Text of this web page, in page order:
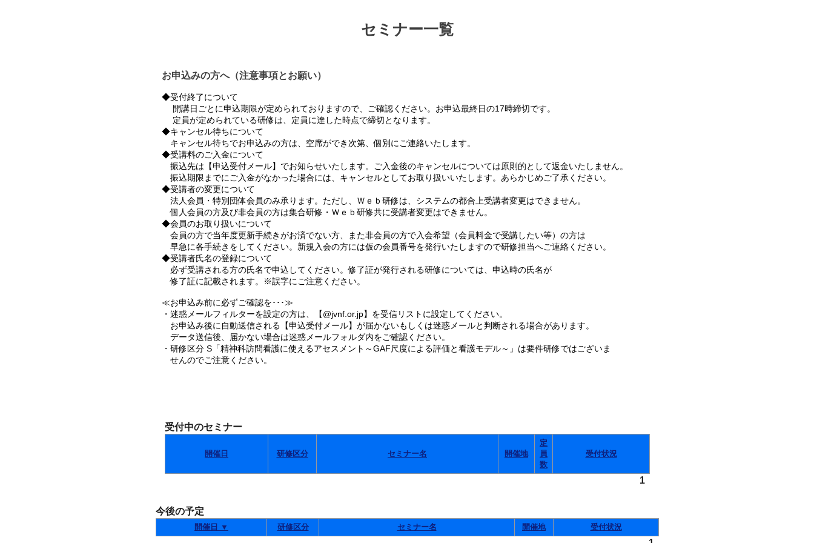
セミナー一覧
お申込みの方へ（注意事項とお願い）
◆受付終了について
開講日ごとに申込期限が定められておりますので、ご確認ください。お申込最終日の17時締切です。
定員が定められている研修は、定員に達した時点で締切となります。
◆キャンセル待ちについて
キャンセル待ちでお申込みの方は、空席ができ次第、個別にご連絡いたします。
◆受講料のご入金について
振込先は【申込受付メール】でお知らせいたします。ご入金後のキャンセルについては原則的として返金いたしません。
振込期限までにご入金がなかった場合には、キャンセルとしてお取り扱いいたします。あらかじめご了承ください。
◆受講者の変更について
法人会員・特別団体会員のみ承ります。ただし、Ｗｅｂ研修は、システムの都合上受講者変更はできません。
個人会員の方及び非会員の方は集合研修・Ｗｅｂ研修共に受講者変更はできません。
◆会員のお取り扱いについて
会員の方で当年度更新手続きがお済でない方、また非会員の方で入会希望（会員料金で受講したい等）の方は
早急に各手続きをしてください。新規入会の方には仮の会員番号を発行いたしますので研修担当へご連絡ください。
◆受講者氏名の登録について
必ず受講される方の氏名で申込してください。修了証が発行される研修については、申込時の氏名が
修了証に記載されます。※誤字にご注意ください。
≪お申込み前に必ずご確認を･･･≫
・迷惑メールフィルターを設定の方は、【@jvnf.or.jp】を受信リストに設定してください。
お申込み後に自動送信される【申込受付メール】が届かないもしくは迷惑メールと判断される場合があります。
データ送信後、届かない場合は迷惑メールフォルダ内をご確認ください。
・研修区分 S「精神科訪問看護に使えるアセスメント～GAF尺度による評価と看護モデル～」は要件研修ではございま
せんのでご注意ください。
受付中のセミナー
開催日 研修区分 セミナー名 開催地
定
員
数
受付状況
1
今後の予定
開催日 ▼ 研修区分 セミナー名 開催地 受付状況